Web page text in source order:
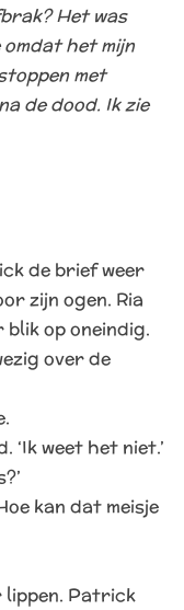
Het was
het mijn
met
de dood. Ik zie
de brief weer
zijn ogen. Ria
blik op oneindig.
over de
weet het niet.’
kan dat meisje
lippen. Patrick